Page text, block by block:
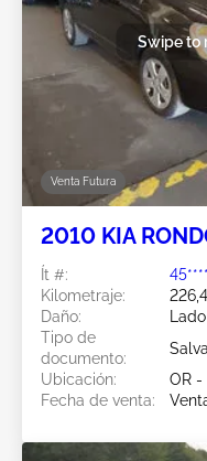
Venta Futura
Swipe to
2010 KIA
Ít #:
Kilometraje:
Daño:
Tipo de
documento:
Ubicación:
OR -
Fecha de venta: